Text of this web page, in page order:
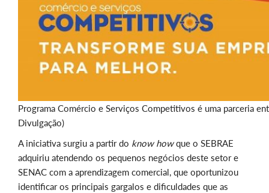
Programa Comércio e Serviços Competitivos é uma parceria
Divulgação)
A iniciativa surgiu a partir do know howque o SEBRAE
adquiriu atendendo os pequenos negócios deste setor e
SENAC com a aprendizagem comercial, que oportunizou
identificar os principais gargalos e dificuldades que as